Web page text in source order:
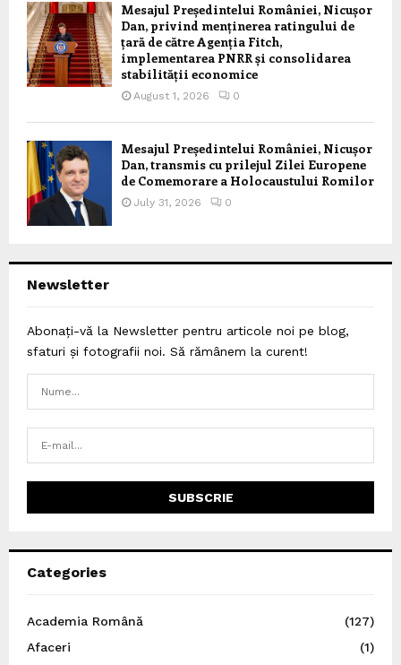
Mesajul Președintelui României, Nicușor
Dan, privind menținerea ratingului de
țară de către Agenția Fitch,
implementarea PNRR și consolidarea
stabilității economice
August 1, 2026 0
Mesajul Președintelui României, Nicușor
Dan, transmis cu prilejul Zilei Europene
de Comemorare a Holocaustului Romilor
July 31, 2026 0
Newsletter
Abonați-vă la Newsletter pentru articole noi pe blog,
sfaturi și fotografii noi. Să rămânem la curent!
Categories
Academia Română
(127)
Afaceri
(1)